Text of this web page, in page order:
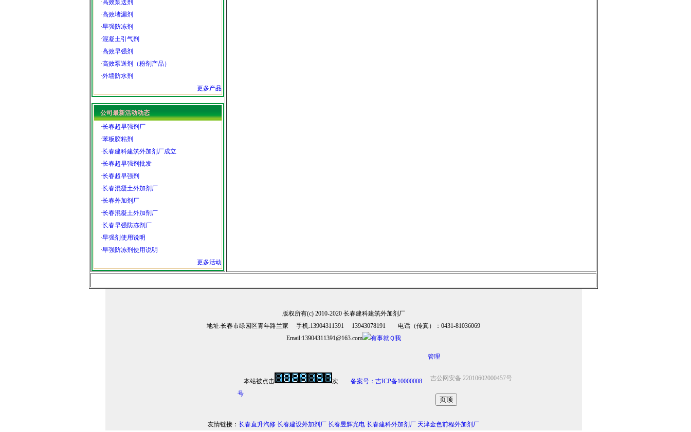
·高效泵送剂
·高效堵漏剂
·早强防冻剂
·混凝土引气剂
·高效早强剂
·高效泵送剂（粉剂产品）
·外墙防水剂
更多产品
公司最新活动动态
·长春超早强剂厂
·苯板胶粘剂
·长春建科建筑外加剂厂成立
·长春超早强剂批发
·长春超早强剂
·长春混凝土外加剂厂
·长春外加剂厂
·长春混凝土外加剂厂
·长春早强防冻剂厂
·早强剂使用说明
·早强防冻剂使用说明
更多活动
版权所有(c) 2010-2020 长春建科建筑外加剂厂
地址:长春市绿园区青年路兰家 手机:13904311391 13943078191 电话（传真）：0431-81036069
Email:13904311391@163.com
本站被点击 次 备案号：吉ICP备10000008
号
管理
吉公网安备 22010602000457号
友情链接： 长春直升汽修 长春建设外加剂厂 长春昱辉光电 长春建科外加剂厂 天津金色前程外加剂厂